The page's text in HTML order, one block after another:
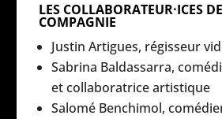
LES COLLABORATEUR·ICES
COMPAGNIE
Justin Artigues, régisseur
Sabrina Baldassarra,
et collaboratrice artistique
Salomé Benchimol,